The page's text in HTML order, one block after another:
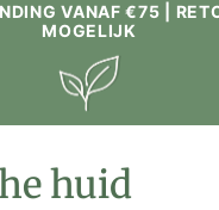
VANAF €75 |
MOGELIJK
huid